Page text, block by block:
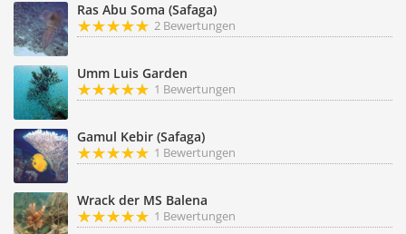
Ras Abu Soma (Safaga)
2 Bewertungen
Umm Luis Garden
1 Bewertungen
Gamul Kebir (Safaga)
1 Bewertungen
Wrack der MS Balena
1 Bewertungen